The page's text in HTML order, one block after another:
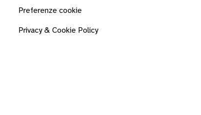
Preferenze cookie
Privacy & Cookie Policy